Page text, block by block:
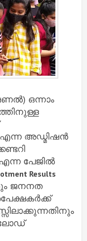
ഒന്നാം
എന്ന അഡ്മിഷൻ
പേജിൽ
Results
ജനനത